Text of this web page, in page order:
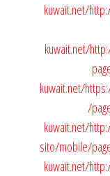
kuwait.net/
kuwait.net/
kuwait.net/
/
kuwait.net/
sito/mobile/
kuwait.net/